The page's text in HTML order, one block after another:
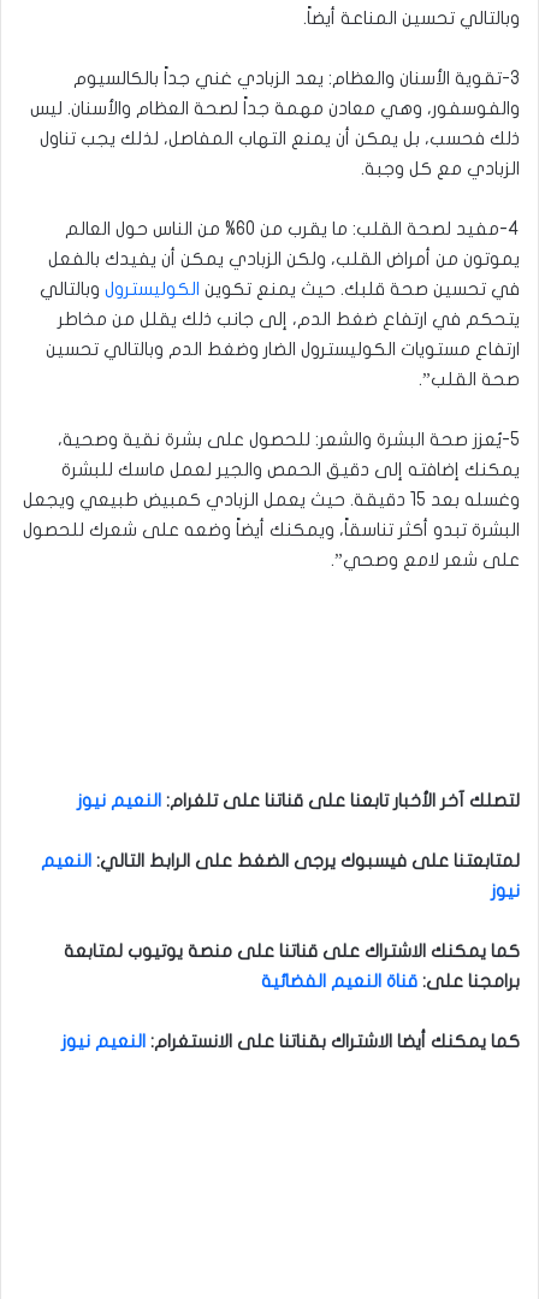
وبالتالي تحسين المناعة أيضاً.
3-تقوية الأسنان والعظام: يعد الزبادي غني جداً بالكالسيوم
والفوسفور، وهي معادن مهمة جداً لصحة العظام والأسنان. ليس
ذلك فحسب، بل يمكن أن يمنع التهاب المفاصل، لذلك يجب تناول
الزبادي مع كل وجبة.
4-مفيد لصحة القلب: ما يقرب من 60% من الناس حول العالم
يموتون من أمراض القلب، ولكن الزبادي يمكن أن يفيدك بالفعل
في تحسين صحة قلبك. حيث يمنع تكوين الكوليسترول وبالتالي
يتحكم في ارتفاع ضغط الدم، إلى جانب ذلك يقلل من مخاطر
ارتفاع مستويات الكوليسترول الضار وضغط الدم وبالتالي تحسين
صحة القلب”.
5-يُعزز صحة البشرة والشعر: للحصول على بشرة نقية وصحية،
يمكنك إضافته إلى دقيق الحمص والجير لعمل ماسك للبشرة
وغسله بعد 15 دقيقة. حيث يعمل الزبادي كمبيض طبيعي ويجعل
البشرة تبدو أكثر تناسقاً، ويمكنك أيضاً وضعه على شعرك للحصول
على شعر لامع وصحي”.
لتصلك آخر الأخبار تابعنا على قناتنا على تلغرام: النعيم نيوز
لمتابعتنا على فيسبوك يرجى الضغط على الرابط التالي: النعيم
نيوز
كما يمكنك الاشتراك على قناتنا على منصة يوتيوب لمتابعة
برامجنا على: قناة النعيم الفضائية
كما يمكنك أيضا الاشتراك بقناتنا على الانستغرام: النعيم نيوز